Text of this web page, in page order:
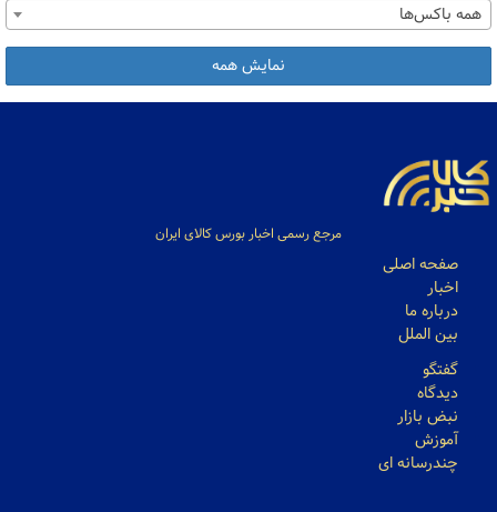
همه باکس‌ها
نمایش همه
مرجع رسمی اخبار بورس کالای ایران
صفحه اصلی
اخبار
درباره ما
بین الملل
گفتگو
دیدگاه
نبض بازار
آموزش
چندرسانه ای